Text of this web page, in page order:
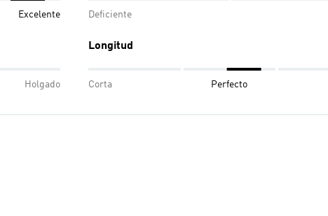
Excelente Deficiente
Holgado
Longitud
Corta Perfecto